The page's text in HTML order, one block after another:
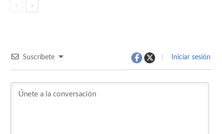
Suscríbete Iniciar sesión